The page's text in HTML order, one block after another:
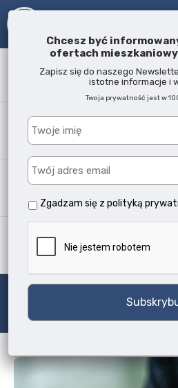
Lokalizacja
Każda
Typ nieruchomości
Wszystkie typy
Każda
Chcesz być
ofertach
Zapisz się do naszego
istotne informacje i
Twoja prywatność jest w
Zgadzam się zpolityką